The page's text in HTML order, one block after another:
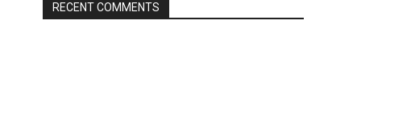
RECENT COMMENTS